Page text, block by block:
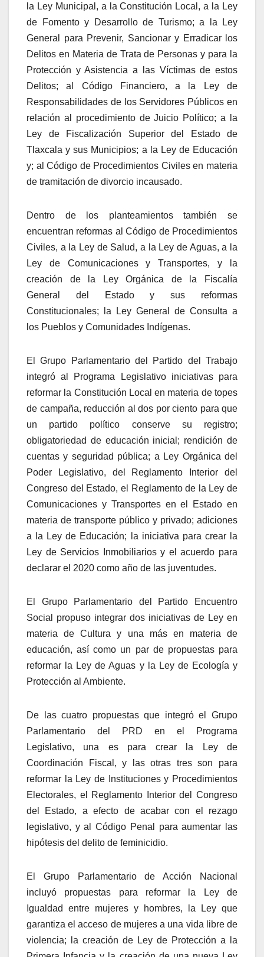
la Ley Municipal, a la Constitución Local, a la Ley
de Fomento y Desarrollo de Turismo; a la Ley
General para Prevenir, Sancionar y Erradicar los
Delitos en Materia de Trata de Personas y para la
Protección y Asistencia a las Víctimas de estos
Delitos; al Código Financiero, a la Ley de
Responsabilidades de los Servidores Públicos en
relación al procedimiento de Juicio Político; a la
Ley de Fiscalización Superior del Estado de
Tlaxcala y sus Municipios; a la Ley de Educación
y; al Código de Procedimientos Civiles en materia
de tramitación de divorcio incausado.
Dentro de los planteamientos también se
encuentran reformas al Código de Procedimientos
Civiles, a la Ley de Salud, a la Ley de Aguas, a la
Ley de Comunicaciones y Transportes, y la
creación de la Ley Orgánica de la Fiscalía
General del Estado y sus reformas
Constitucionales; la Ley General de Consulta a
los Pueblos y Comunidades Indígenas.
El Grupo Parlamentario del Partido del Trabajo
integró al Programa Legislativo iniciativas para
reformar la Constitución Local en materia de topes
de campaña, reducción al dos por ciento para que
un partido político conserve su registro;
obligatoriedad de educación inicial; rendición de
cuentas y seguridad pública; a Ley Orgánica del
Poder Legislativo, del Reglamento Interior del
Congreso del Estado, el Reglamento de la Ley de
Comunicaciones y Transportes en el Estado en
materia de transporte público y privado; adiciones
a la Ley de Educación; la iniciativa para crear la
Ley de Servicios Inmobiliarios y el acuerdo para
declarar el 2020 como año de las juventudes.
El Grupo Parlamentario del Partido Encuentro
Social propuso integrar dos iniciativas de Ley en
materia de Cultura y una más en materia de
educación, así como un par de propuestas para
reformar la Ley de Aguas y la Ley de Ecología y
Protección al Ambiente.
De las cuatro propuestas que integró el Grupo
Parlamentario del PRD en el Programa
Legislativo, una es para crear la Ley de
Coordinación Fiscal, y las otras tres son para
reformar la Ley de Instituciones y Procedimientos
Electorales, el Reglamento Interior del Congreso
del Estado, a efecto de acabar con el rezago
legislativo, y al Código Penal para aumentar las
hipótesis del delito de feminicidio.
El Grupo Parlamentario de Acción Nacional
incluyó propuestas para reformar la Ley de
Igualdad entre mujeres y hombres, la Ley que
garantiza el acceso de mujeres a una vida libre de
violencia; la creación de Ley de Protección a la